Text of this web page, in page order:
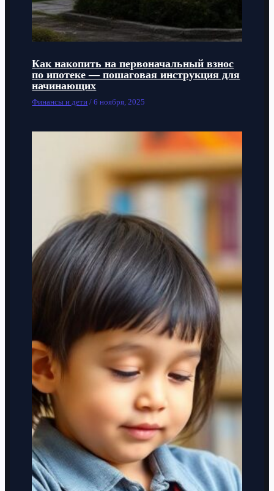
Как накопить на первоначальный взнос
по ипотеке — пошаговая инструкция для
начинающих
Финансы и дети /6 ноября, 2025